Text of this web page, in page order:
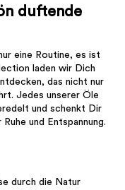
duftende
eine Routine, es ist
laden wir Dich
das nicht nur
Jedes unserer Öle
und schenkt Dir
und Entspannung.
durch die Natur